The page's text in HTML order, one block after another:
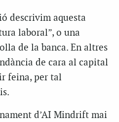
descrivim aquesta
laboral”, o una
de la banca. En altres
de cara al capital
feina, per tal
d’AI Mindrift mai